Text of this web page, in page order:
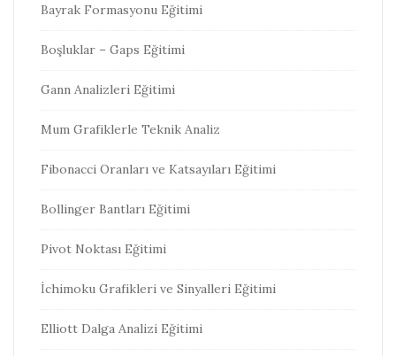
Bayrak Formasyonu Eğitimi
Boşluklar – Gaps Eğitimi
Gann Analizleri Eğitimi
Mum Grafiklerle Teknik Analiz
Fibonacci Oranları ve Katsayıları Eğitimi
Bollinger Bantları Eğitimi
Pivot Noktası Eğitimi
İchimoku Grafikleri ve Sinyalleri Eğitimi
Elliott Dalga Analizi Eğitimi